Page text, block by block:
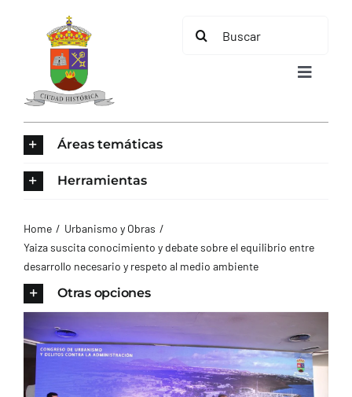
contenido
Buscar:
Toggle
AYUNTAMIENTO
CONTACTO
Áreas temáticas
Herramientas
Home
Urbanismo y Obras
Yaiza suscita conocimiento y debate sobre el equilibrio entre
desarrollo necesario y respeto al medio ambiente
Otras opciones